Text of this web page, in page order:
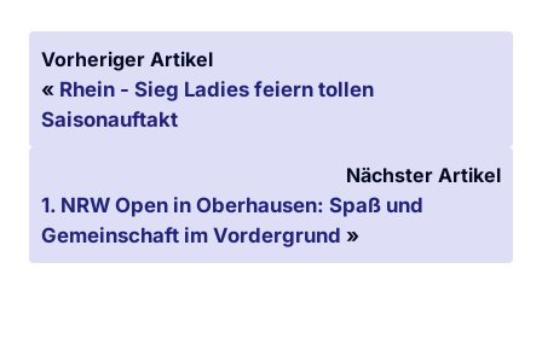
Vorheriger Artikel
« Rhein - Sieg Ladies feiern tollen
Saisonauftakt
Nächster Artikel
1. NRW Open in Oberhausen: Spaß und
Gemeinschaft im Vordergrund »